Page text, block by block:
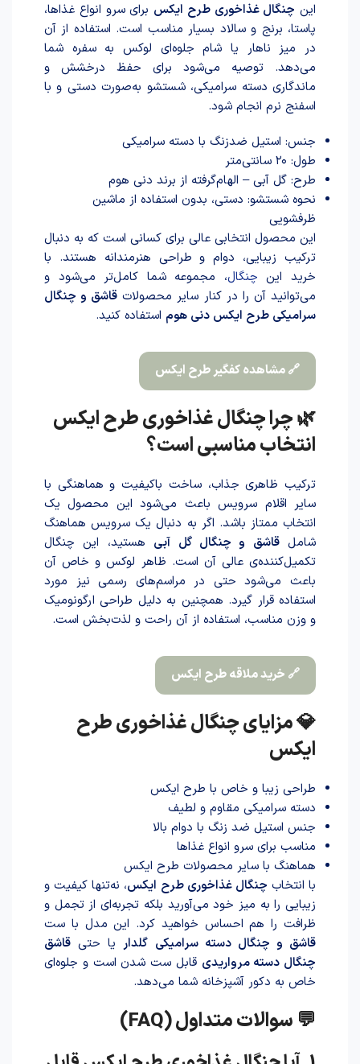
این چنگال غذاخوری طرح ایکس برای سرو انواع غذاها،
پاستا، برنج و سالاد بسیار مناسب است. استفاده از آن
در میز ناهار یا شام جلوه‌ای لوکس به سفره شما
می‌دهد. توصیه می‌شود برای حفظ درخشش و
ماندگاری دسته سرامیکی، شستشو به‌صورت دستی و با
اسفنج نرم انجام شود.
جنس: استیل ضدزنگ با دسته سرامیکی
طول: ۲۰ سانتی‌متر
طرح: گل آبی – الهام‌گرفته از برند دنی هوم
نحوه شستشو: دستی، بدون استفاده از ماشین
ظرفشویی
این محصول انتخابی عالی برای کسانی است که به دنبال
ترکیب زیبایی، دوام و طراحی هنرمندانه هستند. با
خرید این چنگال، مجموعه شما کامل‌تر می‌شود و
می‌توانید آن را در کنار سایر محصولات قاشق و چنگال
سرامیکی طرح ایکس دنی هوم استفاده کنید.
🔗 مشاهده کفگیر طرح ایکس
🌿 چرا چنگال غذاخوری طرح ایکس
انتخاب مناسبی است؟
ترکیب ظاهری جذاب، ساخت باکیفیت و هماهنگی با
سایر اقلام سرویس باعث می‌شود این محصول یک
انتخاب ممتاز باشد. اگر به دنبال یک سرویس هماهنگ
شاملقاشق و چنگال گل آبی هستید، این چنگال
تکمیل‌کننده‌ی عالی آن است. ظاهر لوکس و خاص آن
باعث می‌شود حتی در مراسم‌های رسمی نیز مورد
استفاده قرار گیرد. همچنین به دلیل طراحی ارگونومیک
و وزن مناسب، استفاده از آن راحت و لذت‌بخش است.
🔗 خرید ملاقه طرح ایکس
💎 مزایای چنگال غذاخوری طرح
ایکس
طراحی زیبا و خاص با طرح ایکس
دسته سرامیکی مقاوم و لطیف
جنس استیل ضد زنگ با دوام بالا
مناسب برای سرو انواع غذاها
هماهنگ با سایر محصولات طرح ایکس
با انتخاب چنگال غذاخوری طرح ایکس، نه‌تنها کیفیت و
زیبایی را به میز خود می‌آورید بلکه تجربه‌ای از تجمل و
ظرافت را هم احساس خواهید کرد. این مدل با ست
قاشق و چنگال دسته سرامیکی گلداریا حتی قاشق
چنگال دسته مرواریدی قابل ست شدن است و جلوه‌ای
خاص به دکور آشپزخانه شما می‌دهد.
💬 سوالات متداول (FAQ)